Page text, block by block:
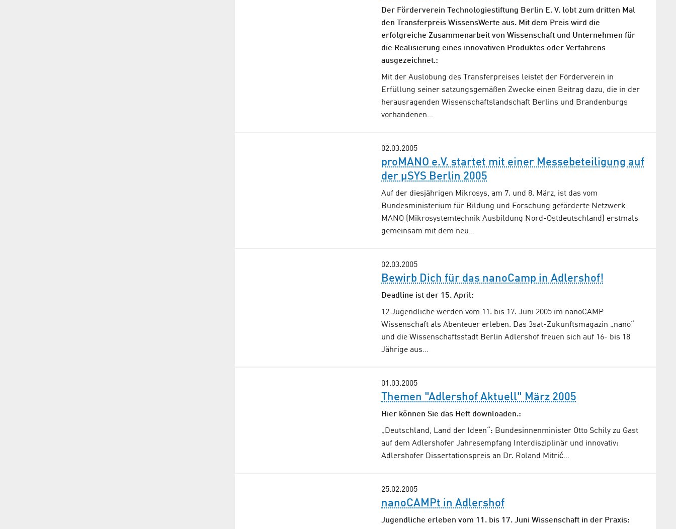
Der Förderverein Technologiestiftung Berlin E. V. lobt zum dritten Mal
den Transferpreis WissensWerte aus. Mit dem Preis wird die
erfolgreiche Zusammenarbeit von Wissenschaft und Unternehmen für
die Realisierung eines innovativen Produktes oder Verfahrens
ausgezeichnet.:
Mit der Auslobung des Transferpreises leistet der Förderverein in
Erfüllung seiner satzungsgemäßen Zwecke einen Beitrag dazu, die in der
herausragenden Wissenschaftslandschaft Berlins und Brandenburgs
vorhandenen…
02.03.2005
proMANO e.V. startet mit einer Messebeteiligung auf
der µSYS Berlin 2005
Auf der diesjährigen Mikrosys, am 7. und 8. März, ist das vom
Bundesministerium für Bildung und Forschung geförderte Netzwerk
MANO (Mikrosystemtechnik Ausbildung Nord-Ostdeutschland) erstmals
gemeinsam mit dem neu…
02.03.2005
Bewirb Dich für das nanoCamp in Adlershof!
Deadline ist der 15. April:
12 Jugendliche werden vom 11. bis 17. Juni 2005 im nanoCAMP
Wissenschaft als Abenteuer erleben. Das 3sat-Zukunftsmagazin „nano“
und die Wissenschaftsstadt Berlin Adlershof freuen sich auf 16- bis 18
Jährige aus…
01.03.2005
Themen "Adlershof Aktuell" März 2005
Hier können Sie das Heft downloaden.:
„Deutschland, Land der Ideen“: Bundesinnenminister Otto Schily zu Gast
auf dem Adlershofer Jahresempfang Interdisziplinär und innovativ:
Adlershofer Dissertationspreis an Dr. Roland Mitrić…
25.02.2005
nanoCAMPt in Adlershof
Jugendliche erleben vom 11. bis 17. Juni Wissenschaft in der Praxis: